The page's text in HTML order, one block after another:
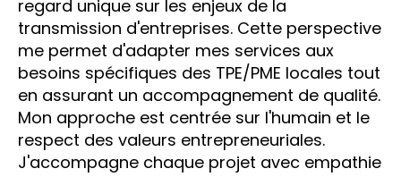
regard unique sur les enjeux de la
transmission d'entreprises. Cette perspective
me permet d'adapter mes services aux
besoins spécifiques des TPE/PME locales tout
en assurant un accompagnement de qualité.
Mon approche est centrée sur l'humain et le
respect des valeurs entrepreneuriales.
J'accompagne chaque projet avec empathie